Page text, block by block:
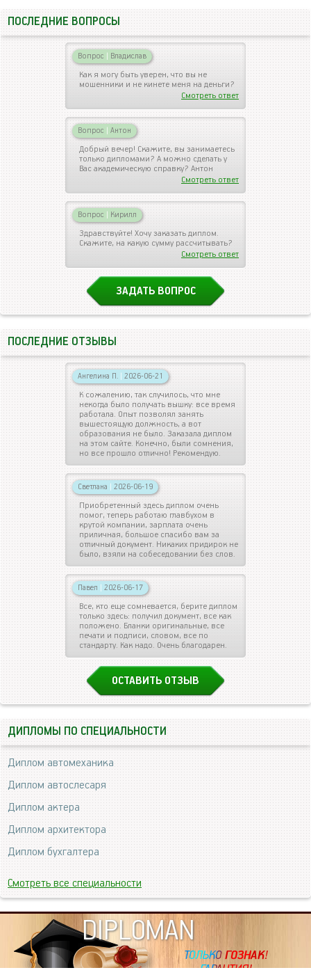
ПОСЛЕДНИЕ ВОПРОСЫ
Вопрос | Владислав
Как я могу быть уверен, что вы не
мошенники и не кинете меня на деньги?
Смотреть ответ
Вопрос | Антон
Добрый вечер! Скажите, вы занимаетесь
только дипломами? А можно сделать у
Вас академическую справку? Антон
Смотреть ответ
Вопрос | Кирилл
Здравствуйте! Хочу заказать диплом.
Скажите, на какую сумму рассчитывать?
Смотреть ответ
ЗАДАТЬ ВОПРОС
ПОСЛЕДНИЕ ОТЗЫВЫ
Ангелина П. | 2026-06-21
К сожалению, так случилось, что мне
некогда было получать вышку: все время
работала. Опыт позволял занять
вышестоящую должность, а вот
образования не было. Заказала диплом
на этом сайте. Конечно, были сомнения,
но все прошло отлично! Рекомендую.
Светлана | 2026-06-19
Приобретенный здесь диплом очень
помог, теперь работаю главбухом в
крутой компании, зарплата очень
приличная, большое спасибо вам за
отличный документ. Никаких придирок не
было, взяли на собеседовании без слов.
Павел | 2026-06-17
Все, кто еще сомневается, берите диплом
только здесь: получил документ, все как
положено. Бланки оригинальные, все
печати и подписи, словом, все по
стандарту. Как надо. Очень благодарен.
ОСТАВИТЬ ОТЗЫВ
ДИПЛОМЫ ПО СПЕЦИАЛЬНОСТИ
Диплом автомеханика
Диплом автослесаря
Диплом актера
Диплом архитектора
Диплом бухгалтера
Смотреть все специальности
DIPLOMAN